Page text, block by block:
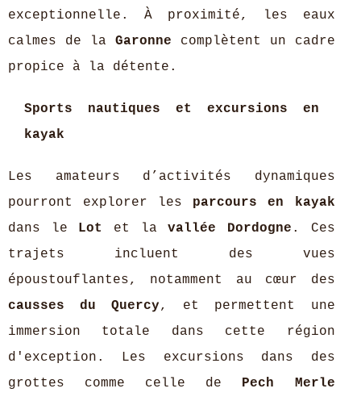
exceptionnelle. À proximité, les eaux
calmes de la Garonne complètent un cadre
propice à la détente.
Sports nautiques et excursions en
kayak
Les amateurs d’activités dynamiques
pourront explorer les parcours en kayak
dans le Lot et lavallée Dordogne . Ces
trajets incluent des vues
époustouflantes, notamment au cœur des
causses du Quercy, et permettent une
immersion totale dans cette région
d'exception. Les excursions dans des
grottes comme celle de Pech Merle